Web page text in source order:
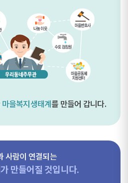
마을복지생태계 를 만들어 갑니다.
사람이 연결되는
만들어질 것입니다.